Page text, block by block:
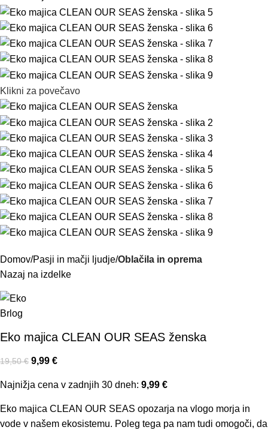
Klikni za povečavo
Domov Pasji in mačji ljudje Oblačila in oprema
Nazaj na izdelke
Eko majica CLEAN OUR SEAS ženska
19,50€ 9,99 €
Najnižja cena v zadnjih 30 dneh: 9,99 €
Eko majica CLEAN OUR SEAS opozarja na vlogo morja in
vode v našem ekosistemu. Poleg tega pa nam tudi omogoči, da